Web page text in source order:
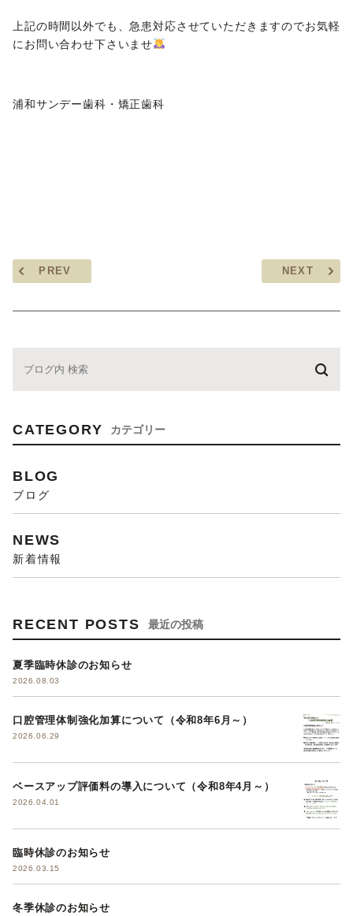
上記の時間以外でも、急患対応させていただきますのでお気軽
にお問い合わせ下さいませ
浦和サンデー歯科・矯正歯科
PREV NEXT
CATEGORY カテゴリー
BLOG
ブログ
NEWS
新着情報
RECENT POSTS 最近の投稿
夏季臨時休診のお知らせ
2026.08.03
口腔管理体制強化加算について（令和8年6月～）
2026.06.29
ベースアップ評価料の導入について（令和8年4月～）
2026.04.01
臨時休診のお知らせ
2026.03.15
冬季休診のお知らせ